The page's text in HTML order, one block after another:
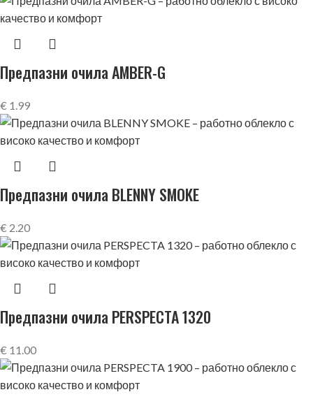
Предпазни очила AMBER-G
€ 1.99
Предпазни очила BLENNY SMOKE
€ 2.20
Предпазни очила PERSPECTA 1320
€ 11.00